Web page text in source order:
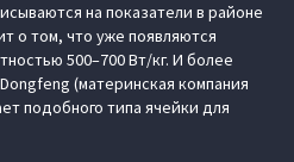
на показатели в районе
о том, что уже появляются
500–700 Вт/кг. И более
(материнская компания
подобного типа ячейки для